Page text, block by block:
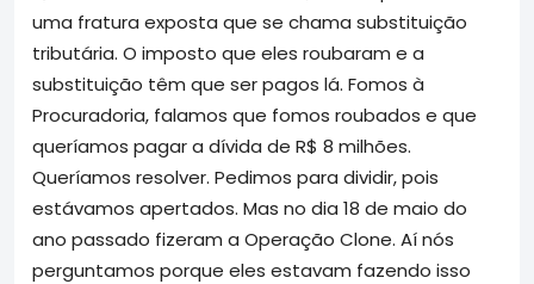
uma fratura exposta que se chama substituição
tributária. O imposto que eles roubaram e a
substituição têm que ser pagos lá. Fomos à
Procuradoria, falamos que fomos roubados e que
queríamos pagar a dívida de R$ 8 milhões.
Queríamos resolver. Pedimos para dividir, pois
estávamos apertados. Mas no dia 18 de maio do
ano passado fizeram a Operação Clone. Aí nós
perguntamos porque eles estavam fazendo isso